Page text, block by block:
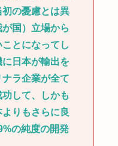
の憂慮とは異
国）立場から
とになってし
に日本が輸出を
ラ企業が全て
して、しかも
りもさらに良
の純度の開発